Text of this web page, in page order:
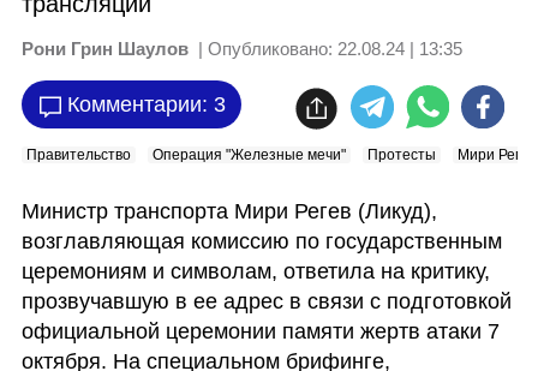
Рони Грин Шаулов | Опубликовано: 22.08.24 | 13:35
Комментарии: 3
Правительство Операция "Железные мечи" Протесты Мири Регев
Министр транспорта Мири Регев (Ликуд),
возглавляющая комиссию по государственным
церемониям и символам, ответила на критику,
прозвучавшую в ее адрес в связи с подготовкой
официальной церемонии памяти жертв атаки 7
октября. На специальном брифинге,